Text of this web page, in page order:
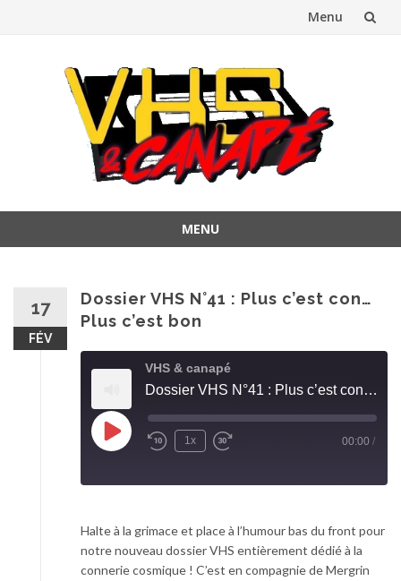
Menu
MENU
17
FÉV
Dossier VHS N°41 : Plus c’est con…
Plus c’est bon
VHS & canapé
Play Episode
Rewind 10 Seconds
1x
Fast Forward 30 seconds
00:00 /
Halte à la grimace et place à l’humour bas du front pour
notre nouveau dossier VHS entièrement dédié à la
connerie cosmique ! C’est en compagnie de Mergrin